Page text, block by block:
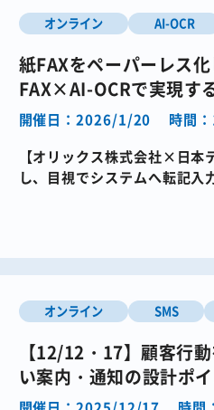
オンライン AI-OCR
紙FAXをペーパーレス
FAX×AI-OCRで実現す
開催日：2026/1/20 時間
【オリックス株式会社×日
し、目視でシステムへ転記
オンライン SMS
【12/12・17】顧客行
い案内・通知の設計ポ